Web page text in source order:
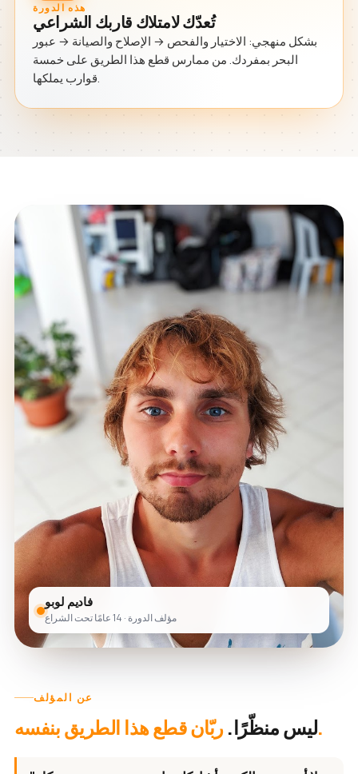
هذه الدورة
تُعدّك لامتلاك قاربك الشراعي
بشكل منهجي: الاختيار والفحص → الإصلاح والصيانة → عبور
البحر بمفردك. من ممارس قطع هذا الطريق على خمسة
فاديم لوبو
مؤلف الدورة · 14 عامًا تحت الشراع
عن المؤلف
ليس منظّرًا.ربّان قطع هذا الطريق بنفسه.